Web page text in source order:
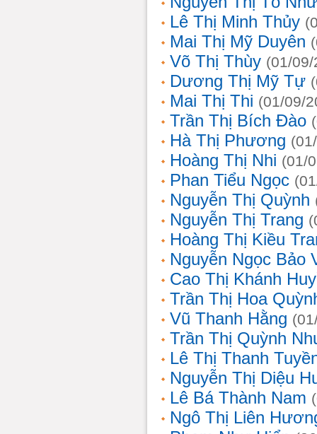
Lê Thị Minh Thủy
Mai Thị Mỹ Duyên
Võ Thị Thùy (01/
Dương Thị Mỹ Tự
Mai Thị Thi (01/09/
Trần Thị Bích Đào
Hà Thị Phương
Hoàng Thị Nhi (01/
Phan Tiểu Ngọc
Nguyễn Thị Quỳnh
Nguyễn Thị Trang
Hoàng Thị Kiều
Nguyễn Ngọc Bảo
Cao Thị Khánh
Trần Thị Hoa
Vũ Thanh Hằng
Trần Thị Quỳnh
Lê Thị Thanh
Nguyễn Thị Diệu
Lê Bá Thành Nam
Ngô Thị Liên